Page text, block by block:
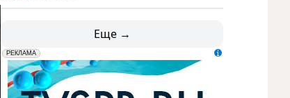
Еще →
erid: LdtCK5udn
РЕКЛАМА
АО "ГАТР", ИНН: 7841320717